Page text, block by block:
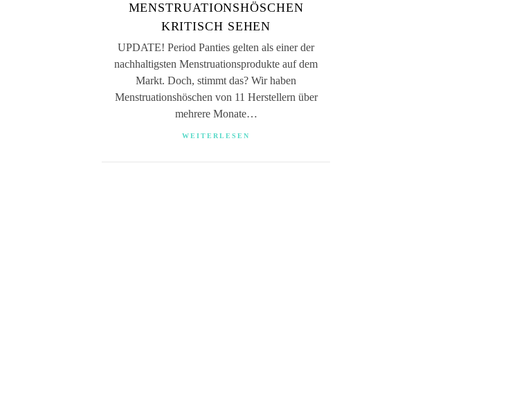
MENSTRUATIONSHÖSCHEN
KRITISCH SEHEN
UPDATE! Period Panties gelten als einer der
nachhaltigsten Menstruationsprodukte auf dem
Markt. Doch, stimmt das? Wir haben
Menstruationshöschen von 11 Herstellern über
mehrere Monate…
WEITERLESEN